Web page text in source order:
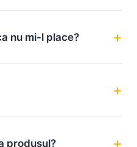
nu mi-l place?
produsul?